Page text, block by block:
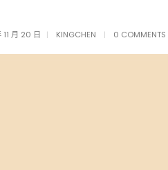
月 20 日 KINGCHEN 0 COMMENTS